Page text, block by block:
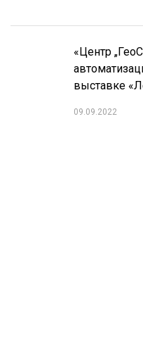
«Центр
выставке
09.09.2022